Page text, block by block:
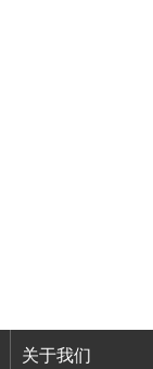
关于我们